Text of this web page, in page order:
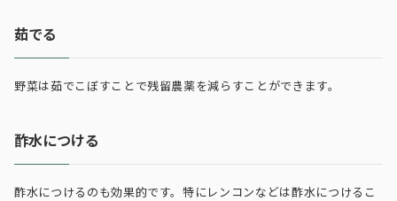
茹でる
野菜は茹でこぼすことで残留農薬を減らすことができます。
酢水につける
酢水につけるのも効果的です。特にレンコンなどは酢水につけるこ